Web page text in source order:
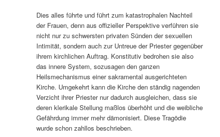
Dies alles führte und führt zum katastrophalen Nachteil
der Frauen, denn aus offizieller Perspektive verführen sie
nicht nur zu schwersten privaten Sünden der sexuellen
Intimität, sondern auch zur Untreue der Priester gegenüber
ihrem kirchlichen Auftrag. Konstitutiv bedrohen sie also
das innere System, sozusagen den ganzen
Heilsmechanismus einer sakramental ausgerichteten
Kirche. Umgekehrt kann die Kirche den ständig nagenden
Verzicht ihrer Priester nur dadurch ausgleichen, dass sie
deren klerikale Stellung maßlos überhöht und die weibliche
Gefährdung immer mehr dämonisiert. Diese Tragödie
wurde schon zahllos beschrieben.